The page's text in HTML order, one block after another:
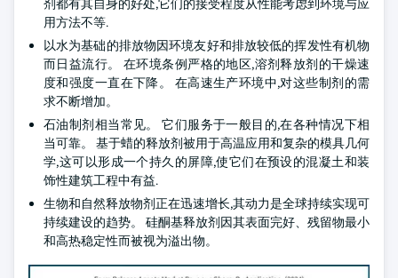
剂都有其自身的好处,它们的接受程度从性能考虑到环境与应
用方法不等.
以水为基础的排放物因环境友好和排放较低的挥发性有机物
而日益流行。 在环境条例严格的地区,溶剂释放剂的干燥速
度和强度一直在下降。 在高速生产环境中,对这些制剂的需
求不断增加。
石油制剂相当常见。 它们服务于一般目的,在各种情况下相
当可靠。 基于蜡的释放剂被用于高温应用和复杂的模具几何
学,这可以形成一个持久的屏障,使它们在预设的混凝土和装
饰性建筑工程中有益.
生物和自然释放物剂正在迅速增长,其动力是全球持续实现可
持续建设的趋势。 硅酮基释放剂因其表面完好、残留物最小
和高热稳定性而被视为溢出物。